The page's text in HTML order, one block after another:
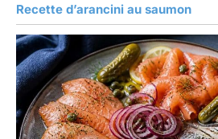
Recette d’arancini au saumon